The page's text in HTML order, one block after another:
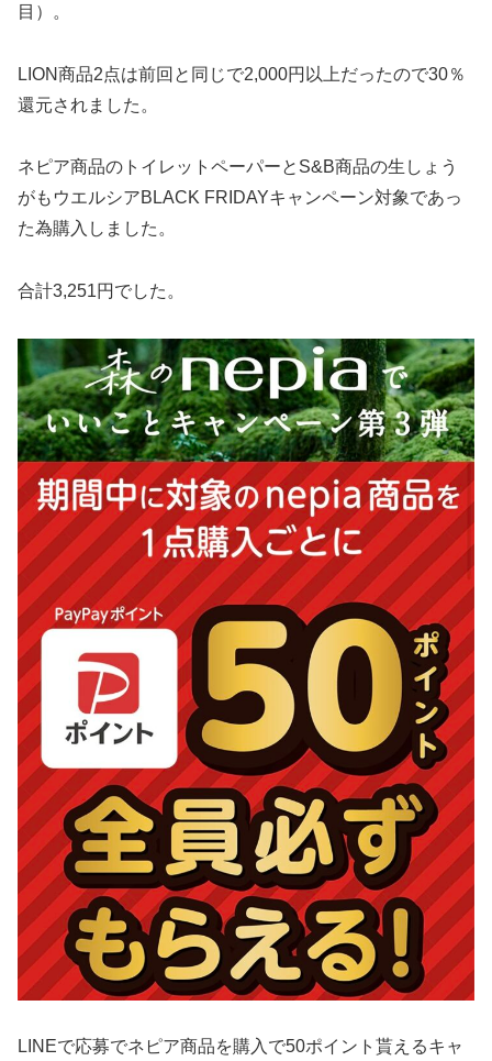
目）。
LION商品2点は前回と同じで2,000円以上だったので30％
還元されました。
ネピア商品のトイレットペーパーとS&B商品の生しょう
がもウエルシアBLACK FRIDAYキャンペーン対象であっ
た為購入しました。
合計3,251円でした。
LINEで応募でネピア商品を購入で50ポイント貰えるキャ